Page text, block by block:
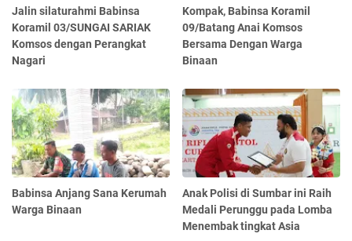
Jalin silaturahmi Babinsa
Koramil 03/SUNGAI SARIAK
Komsos dengan Perangkat
Nagari
Kompak, Babinsa Koramil
09/Batang Anai Komsos
Bersama Dengan Warga
Binaan
Babinsa Anjang Sana Kerumah
Warga Binaan
Anak Polisi di Sumbar ini Raih
Medali Perunggu pada Lomba
Menembak tingkat Asia